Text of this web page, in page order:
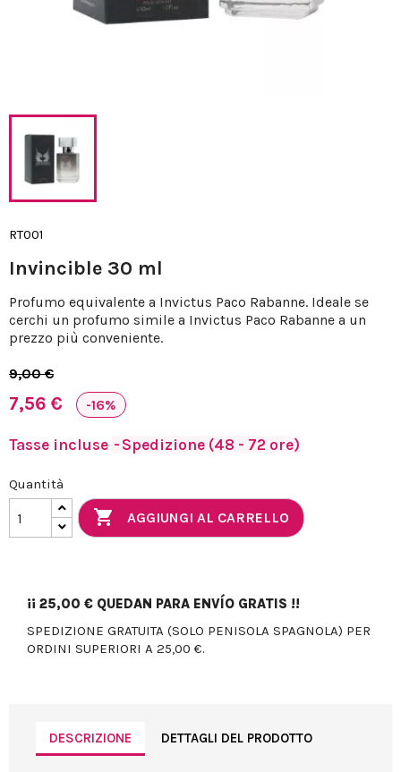
RT001
Invincible 30 ml
Profumo equivalente a Invictus Paco Rabanne. Ideale se
cerchi un profumo simile a Invictus Paco Rabanne a un
prezzo più conveniente.
9,00 €
7,56 € -16%
Tasse incluse Spedizione (48 - 72 ore)
Quantità
 AGGIUNGI AL CARRELLO
¡¡ 25,00 € QUEDAN PARA ENVÍO GRATIS !!
SPEDIZIONE GRATUITA (SOLO PENISOLA SPAGNOLA) PER
ORDINI SUPERIORI A 25,00 €.
DESCRIZIONE DETTAGLI DEL PRODOTTO